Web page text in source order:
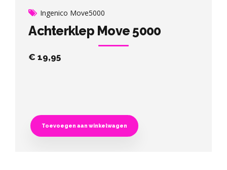
Ingenico Move5000
Achterklep Move 5000
€ 19,95
Toevoegen aan winkelwagen